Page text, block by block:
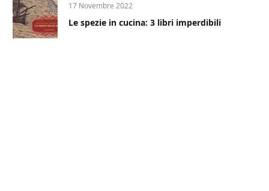
17 Novembre 2022
Le spezie in cucina: 3 libri imperdibili